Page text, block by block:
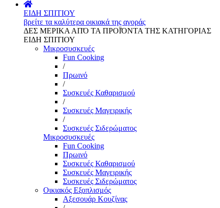
ΕΙΔΗ ΣΠΙΤΙΟΥ
βρείτε τα καλύτερα οικιακά της αγοράς
ΔΕΣ ΜΕΡΙΚΑ ΑΠΌ ΤΑ ΠΡΟΪΌΝΤΑ ΤΗΣ ΚΑΤΗΓΟΡΙΑΣ
ΕΙΔΗ ΣΠΙΤΙΟΥ
Μικροσυσκευές
Fun Cooking
/
Πρωινό
/
Συσκευές Καθαρισμού
/
Συσκευές Μαγειρικής
/
Συσκευές Σιδερώματος
Μικροσυσκευές
Fun Cooking
Πρωινό
Συσκευές Καθαρισμού
Συσκευές Μαγειρικής
Συσκευές Σιδερώματος
Οικιακός Εξοπλισμός
Αξεσουάρ Κουζίνας